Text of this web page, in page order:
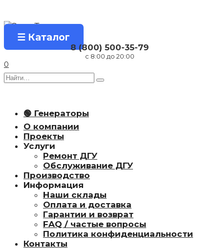
содержанию
☰ Каталог
8 (800) 500-35-79
с 8:00 до 20:00
0
Search
for:
🟢 Генераторы
О компании
Проекты
Услуги
Ремонт ДГУ
Обслуживание ДГУ
Производство
Информация
Наши склады
Оплата и доставка
Гарантии и возврат
FAQ / частые вопросы
Политика конфиденциальности
Контакты